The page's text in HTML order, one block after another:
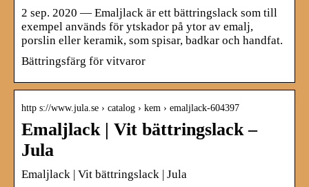
2 sep. 2020 — Emaljlack är ett bättringslack som till
exempel används för ytskador på ytor av emalj,
porslin eller keramik, som spisar, badkar och handfat.
Bättringsfärg för vitvaror
http s://www.jula.se › catalog › kem › emaljlack-604397
Emaljlack | Vit bättringslack –
Jula
Emaljlack | Vit bättringslack | Jula